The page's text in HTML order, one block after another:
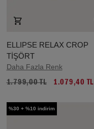
ELLIPSE RELAX CROP
TİŞÖRT
Daha Fazla Renk
1.799,00 TL 1.079,40 TL
%30 + %10 indirim